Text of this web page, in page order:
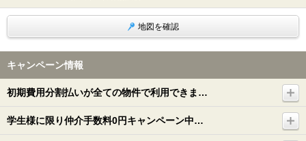
地図を確認
キャンペーン情報
初期費用分割払いが全ての物件で利用できま…
学生様に限り仲介手数料0円キャンペーン中…